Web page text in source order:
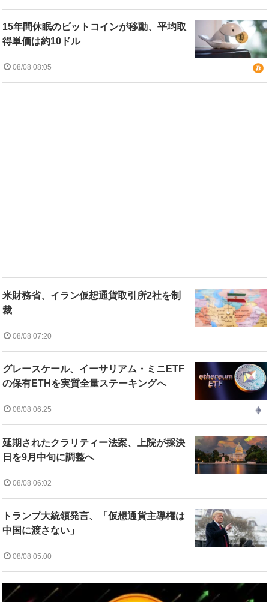
15年間休眠のビットコインが移動、平均取
得単価は約10ドル
08/08 08:05
米財務省、イラン仮想通貨取引所2社を制
裁
08/08 07:20
グレースケール、イーサリアム・ミニETF
の保有ETHを実質全量ステーキングへ
08/08 06:25
延期されたクラリティー法案、上院が採決
日を9月中旬に調整へ
08/08 06:02
トランプ大統領発言、「仮想通貨主導権は
中国に渡さない」
08/08 05:00